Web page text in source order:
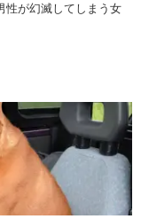
性が幻滅してしまう女